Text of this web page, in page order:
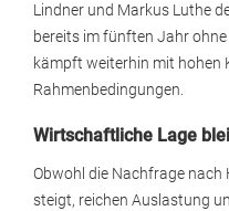
Lindner und Markus Luthe
bereits im fünften Jahr
kämpft weiterhin mit hohen
Rahmenbedingungen.
Wirtschaftliche Lage
Obwohl die Nachfrage
steigt, reichen Auslastung